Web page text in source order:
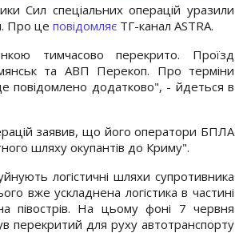
Сил спеціальних операцій уразили
Про це повідомляє ТГ-канал ASTRA.
тимчасово перекрито. Проїзд
та АВП Перекоп. Про терміни
повідомлено додатково", - йдеться в
заявив, що його оператори БПЛА
шляху окупантів до Криму".
логістичні шляхи супротивника
вже ускладнена логістика в частині
півострів. На цьому фоні 7 червня
перекритий для руху автотранспорту